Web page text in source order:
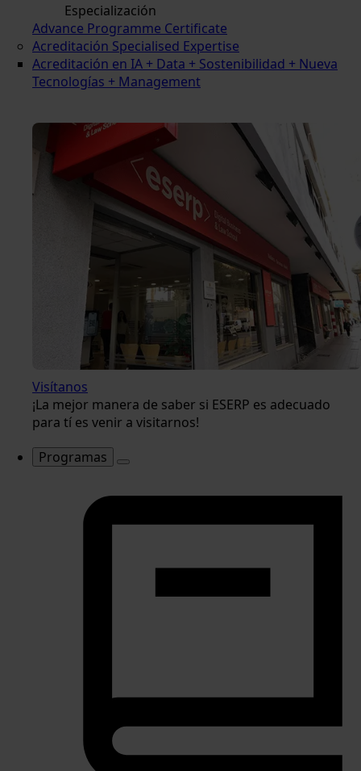
Especialización
Advance Programme Certificate
Acreditación Specialised Expertise
Acreditación en IA + Data + Sostenibilidad + Nueva
Tecnologías + Management
Visítanos
¡La mejor manera de saber si ESERP es adecuado
para tí es venir a visitarnos!
Programas